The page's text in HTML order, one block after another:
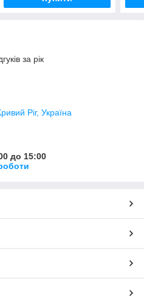
за рік
Ріг, Україна
до 15:00